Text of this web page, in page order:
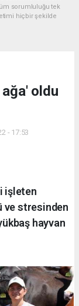
sorumluluğu tek
hiçbir şekilde
oldu
- 17:53
işleten
ve stresinden
hayvan